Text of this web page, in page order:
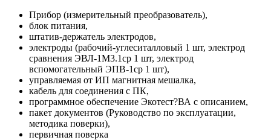
Прибор (измерительный преобразователь),
блок питания,
штатив-держатель электродов,
электроды (рабочий-углеситалловый 1 шт, электрод
сравнения ЭВЛ-1М3.1ср 1 шт, электрод
вспомогательный ЭПВ-1ср 1 шт),
управляемая от ИП магнитная мешалка,
кабель для соединения с ПК,
программное обеспечение Экотест?ВА с описанием,
пакет документов (Руководство по эксплуатации,
методика поверки),
первичная поверка